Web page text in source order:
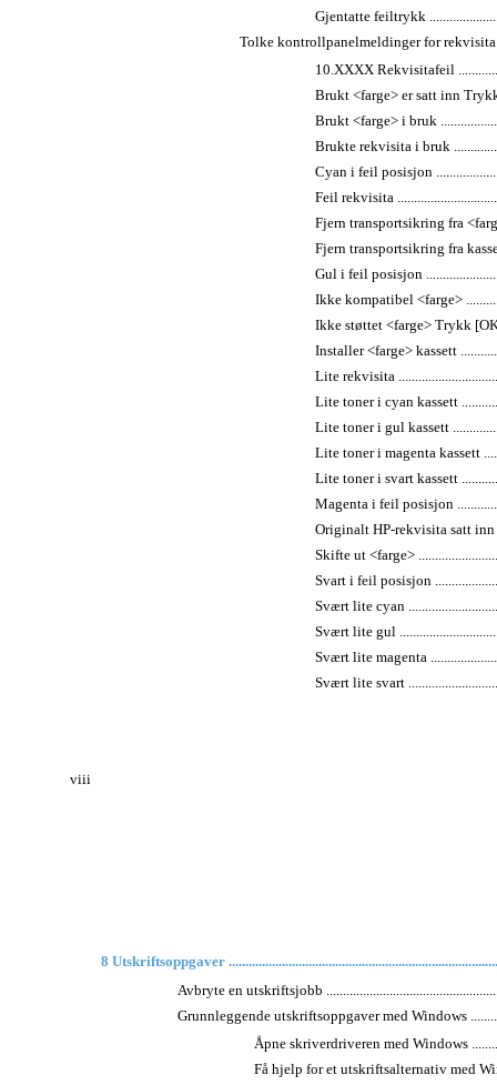
Gjentatte feiltrykk
Tolke kontrollpanelmeldinger for rekvisita
10.XXXX Rekvisitafeil
Brukt <farge> er satt inn
Brukt <farge> i bruk
Brukte rekvisita i bruk
Cyan i feil posisjon
Feil rekvisita
Fjern transportsikring fra
Fjern transportsikring fra
Gul i feil posisjon
Ikke kompatibel <farge>
Ikke støttet <farge> Trykk
Installer <farge> kassett
Lite rekvisita
Lite toner i cyan kassett
Lite toner i gul kassett
Lite toner i magenta kassett
Lite toner i svart kassett
Magenta i feil posisjon
Originalt HP-rekvisita satt inn
Skifte ut <farge>
Svart i feil posisjon
Svært lite cyan
Svært lite gul
Svært lite magenta
Svært lite svart
viii
8 Utskriftsoppgaver
Avbryte en utskriftsjobb
Grunnleggende utskriftsoppgaver med Windows
Åpne skriverdriveren med Windows
Få hjelp for et utskriftsalternativ med